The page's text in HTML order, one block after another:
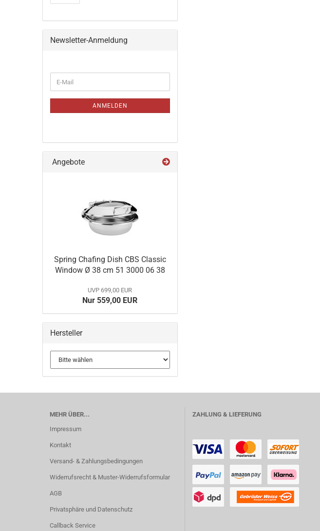
Newsletter-Anmeldung
ZUR
E-
Mail
ANMELDEN
Angebote
Spring Chafing Dish CBS Classic
Window Ø 38 cm 51 3000 06 38
UVP 699,00 EUR
Nur 559,00 EUR
Hersteller
MEHR ÜBER...
Impressum
Kontakt
Versand- & Zahlungsbedingungen
Widerrufsrecht & Muster-Widerrufsformular
AGB
Privatsphäre und Datenschutz
Callback Service
ZAHLUNG & LIEFERUNG